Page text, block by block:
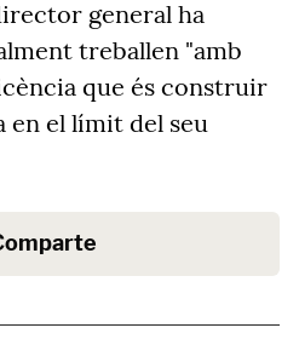
general ha
treballen "amb
que és construir
en el límit del seu